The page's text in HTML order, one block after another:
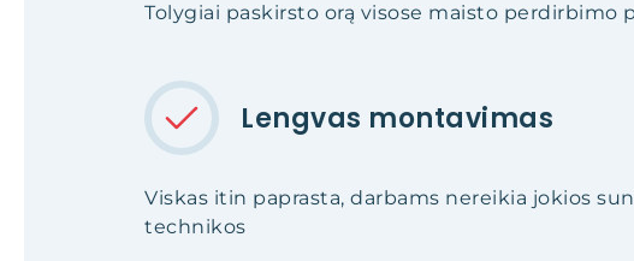
Tolygiai paskirsto orą visose maisto perdirbimo
Lengvas montavimas
Viskas itin paprasta, darbams nereikia jokios
technikos